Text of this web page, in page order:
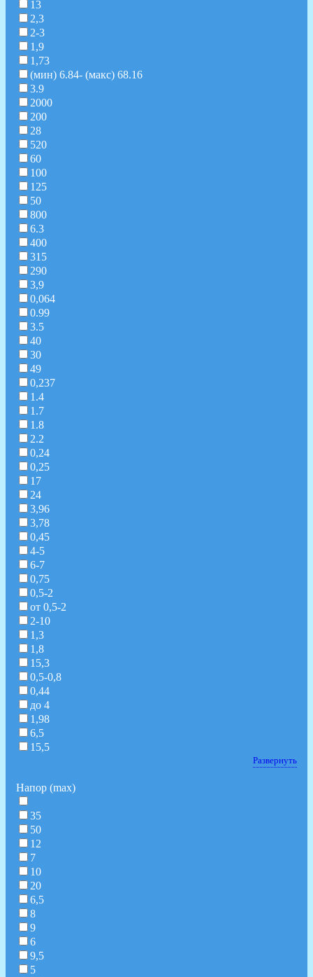
13
2,3
2-3
1,9
1,73
(мин) 6.84- (макс) 68.16
3.9
2000
200
28
520
60
100
125
50
800
6.3
400
315
290
3,9
0,064
0.99
3.5
40
30
49
0,237
1.4
1.7
1.8
2.2
0,24
0,25
17
24
3,96
3,78
0,45
4-5
6-7
0,75
0,5-2
от 0,5-2
2-10
1,3
1,8
15,3
0,5-0,8
0,44
до 4
1,98
6,5
15,5
Развернуть
Напор (max)
35
50
12
7
10
20
6,5
8
9
6
9,5
5